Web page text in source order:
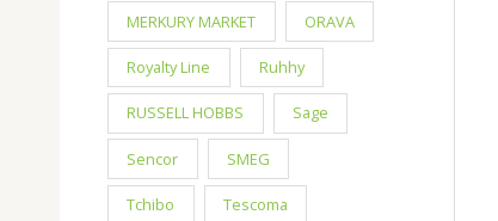
MERKURY MARKET ORAVA
Royalty Line Ruhhy
RUSSELL HOBBS Sage
Sencor SMEG
Tchibo Tescoma